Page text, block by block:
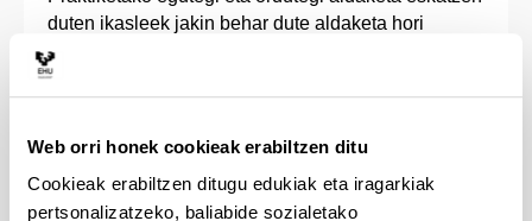
Web orri honek cookieak erabiltzen ditu
Cookieak erabiltzen ditugu edukiak eta iragarkiak
pertsonalizatzeko, baliabide sozialetako
duten ikasleek jakin behar dute aldaketa hori
onartu beharko duela eurak praktiketan hartuko
dituen eskolak.
direla memoria entregatzeko 2. deialdiaren
aurretik.